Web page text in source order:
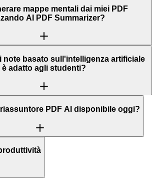
mappe mentali dai miei PDF
AI PDF Summarizer?
note basato sull'intelligenza artificiale
è adatto agli studenti?
PDF AI disponibile oggi?